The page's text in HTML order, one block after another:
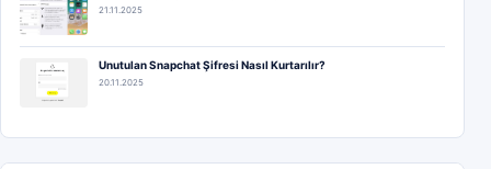
21.11.2025
Unutulan Snapchat Şifresi Nasıl Kurtarılır?
20.11.2025